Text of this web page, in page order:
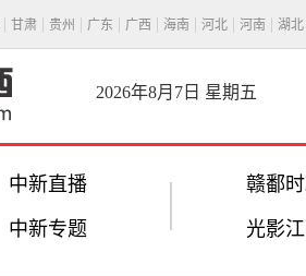
甘肃 贵州 广东 广西 海南 河北 河南 湖北
2026年8月7日 星期五
中新直播
中新专题
赣鄱
光影